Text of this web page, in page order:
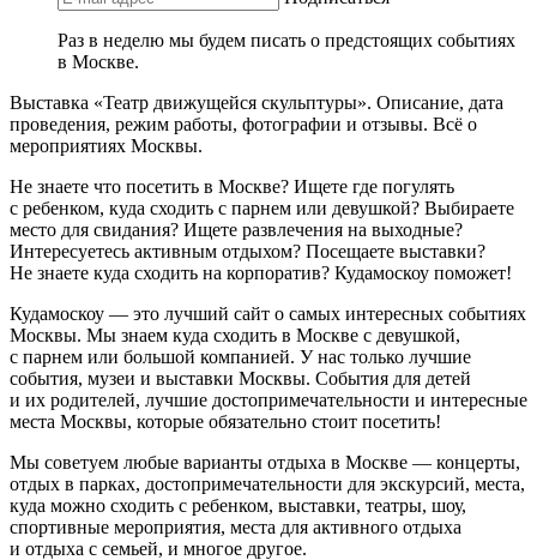
Раз в неделю мы будем писать о предстоящих событиях
в Москве.
Выставка «Театр движущейся скульптуры». Описание, дата
проведения, режим работы, фотографии и отзывы. Всё о
мероприятиях Москвы.
Не знаете что посетить в Москве? Ищете где погулять
с ребенком, куда сходить с парнем или девушкой? Выбираете
место для свидания? Ищете развлечения на выходные?
Интересуетесь активным отдыхом? Посещаете выставки?
Не знаете куда сходить на корпоратив? Кудамоскоу поможет!
Кудамоскоу — это лучший сайт о самых интересных событиях
Москвы. Мы знаем куда сходить в Москве с девушкой,
с парнем или большой компанией. У нас только лучшие
события, музеи и выставки Москвы. События для детей
и их родителей, лучшие достопримечательности и интересные
места Москвы, которые обязательно стоит посетить!
Мы советуем любые варианты отдыха в Москве — концерты,
отдых в парках, достопримечательности для экскурсий, места,
куда можно сходить с ребенком, выставки, театры, шоу,
спортивные мероприятия, места для активного отдыха
и отдыха с семьей, и многое другое.